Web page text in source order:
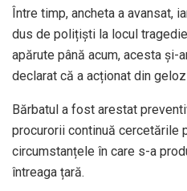
Între timp, ancheta a avansat,
dus de polițiști la locul
apărute până acum, acesta și-
declarat că a acționat din
Bărbatul a fost arestat
procurorii continuă cercetările
circumstanțele în care s-a
întreaga țară.